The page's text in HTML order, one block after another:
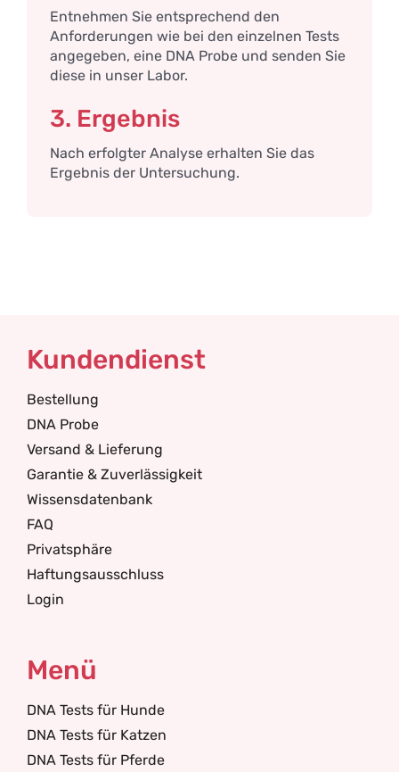
Entnehmen Sie entsprechend den
Anforderungen wie bei den einzelnen Tests
angegeben, eine DNA Probe und senden Sie
diese in unser Labor.
3. Ergebnis
Nach erfolgter Analyse erhalten Sie das
Ergebnis der Untersuchung.
Kundendienst
Bestellung
DNA Probe
Versand & Lieferung
Garantie & Zuverlässigkeit
Wissensdatenbank
FAQ
Privatsphäre
Haftungsausschluss
Login
Menü
DNA Tests für Hunde
DNA Tests für Katzen
DNA Tests für Pferde